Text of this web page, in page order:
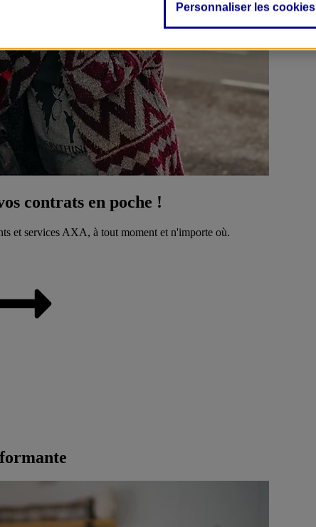
contrats en poche !
et services AXA, à tout moment et n'importe où.
Personnaliser les cookies